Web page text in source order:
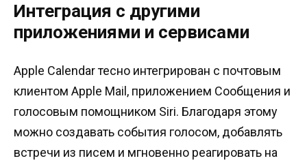
Интеграция с другими
приложениями и сервисами
Apple Calendar тесно интегрирован с почтовым
клиентом Apple Mail, приложением Сообщения и
голосовым помощником Siri. Благодаря этому
можно создавать события голосом, добавлять
встречи из писем и мгновенно реагировать на